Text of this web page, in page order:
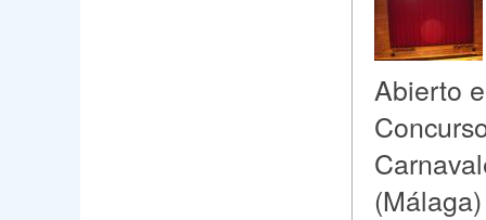
Abierto